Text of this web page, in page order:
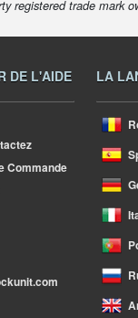
trade mark
DE L'AIDE
Commande
LA